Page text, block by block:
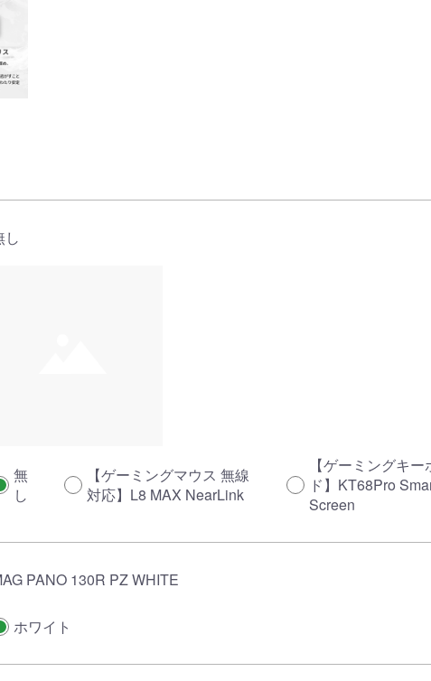
し
無
し
【ゲーミングマウス 無線
対応】L8 MAX NearLink
【ゲーミングキー
ド】KT68Pro
Screen
PANO 130R PZ WHITE
ホワイト